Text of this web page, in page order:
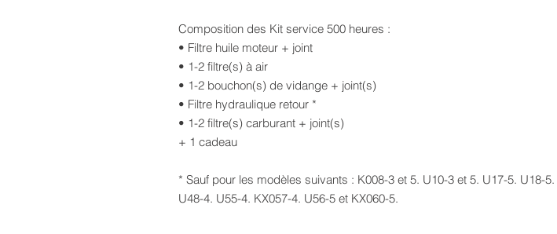
Composition des Kit service 500 heures :
• Filtre huile moteur + joint
• 1-2 filtre(s) à air
• 1-2 bouchon(s) de vidange + joint(s)
• Filtre hydraulique retour *
• 1-2 filtre(s) carburant + joint(s)
+ 1 cadeau
* Sauf pour les modèles suivants : K008-3 et 5. U10-3 et 5. U17-5. U18-5.
U48-4. U55-4. KX057-4. U56-5 et KX060-5.